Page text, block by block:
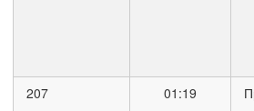
207 01:19